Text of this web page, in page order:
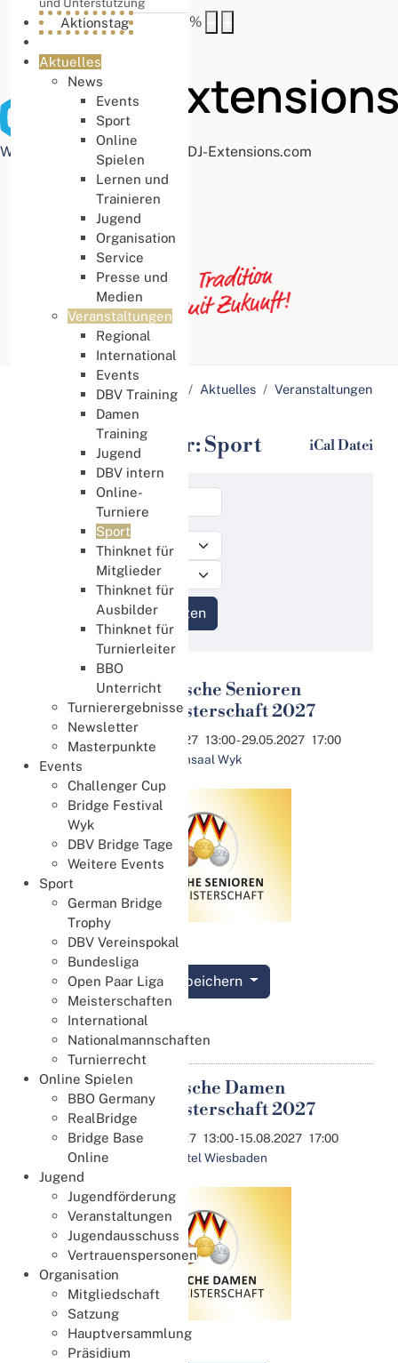
Buchstabenabstand
%
Web Accessibility plugin by DJ-Extensions.com
Aktionstag
Aktuelles
News
Events
Sport
Online
Spielen
Lernen und
Trainieren
Jugend
Organisation
Service
Presse und
Medien
Veranstaltungen
Regional
International
Events
DBV Training
Damen
Training
Jugend
DBV intern
Online-
Turniere
Sport
Thinknet für
Mitglieder
Thinknet für
Ausbilder
Thinknet für
Turnierleiter
BBO
Unterricht
Turnierergebnisse
Newsletter
Masterpunkte
Events
Challenger Cup
Bridge Festival
Wyk
DBV Bridge Tage
Weitere Events
Sport
German Bridge
Trophy
DBV Vereinspokal
Bundesliga
Open Paar Liga
Meisterschaften
International
Nationalmannschaften
Turnierrecht
Online Spielen
BBO Germany
RealBridge
Bridge Base
Online
Jugend
Jugendförderung
Veranstaltungen
Jugendausschuss
Vertrauenspersonen
Organisation
Mitgliedschaft
Satzung
Hauptversammlung
Präsidium
Aktuelle Seite: Startseite Aktuelles
Veranstaltungen
Bridge Kalender: Sport iCal Datei
28
42. Deutsche Senioren
Paarmeisterschaft 2027
28.05.2027 13:00- 29.05.2027 17:00
Kurgartensaal Wyk
Termin speichern
Details
14
Aug.
69. Deutsche Damen
Paarmeisterschaft 2027
14.08.2027 13:00- 15.08.2027 17:00
Penta Hotel Wiesbaden